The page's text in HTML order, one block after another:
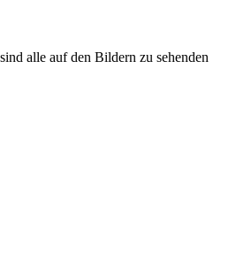
alle auf den Bildern zu sehenden